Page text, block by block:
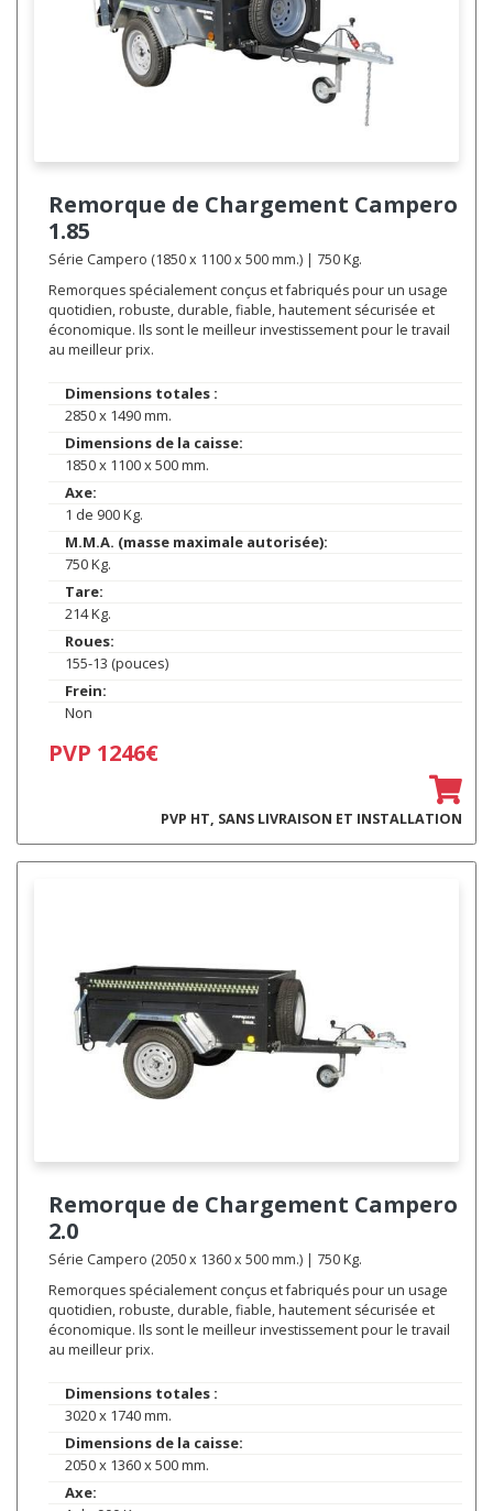
Remorque de Chargement Campero
1.85
Série Campero (1850 x 1100 x 500 mm.) | 750 Kg.
Remorques spécialement conçus et fabriqués pour un usage
quotidien, robuste, durable, fiable, hautement sécurisée et
économique. Ils sont le meilleur investissement pour le travail
au meilleur prix.
Dimensions totales :
2850 x 1490 mm.
Dimensions de la caisse:
1850 x 1100 x 500 mm.
Axe:
1 de 900 Kg.
M.M.A. (masse maximale autorisée):
750 Kg.
Tare:
214 Kg.
Roues:
155-13 (pouces)
Frein:
Non
PVP 1246€
PVP HT, SANS LIVRAISON ET INSTALLATION
Remorque de Chargement Campero
2.0
Série Campero (2050 x 1360 x 500 mm.) | 750 Kg.
Remorques spécialement conçus et fabriqués pour un usage
quotidien, robuste, durable, fiable, hautement sécurisée et
économique. Ils sont le meilleur investissement pour le travail
au meilleur prix.
Dimensions totales :
3020 x 1740 mm.
Dimensions de la caisse:
2050 x 1360 x 500 mm.
Axe: